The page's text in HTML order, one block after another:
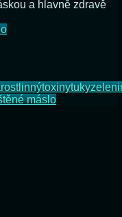
a hlavně zdravě
rostlinnýtoxinytuky
máslo